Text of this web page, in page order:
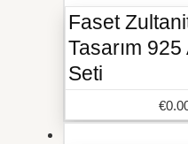
Faset
Tasarım 925
Seti
€